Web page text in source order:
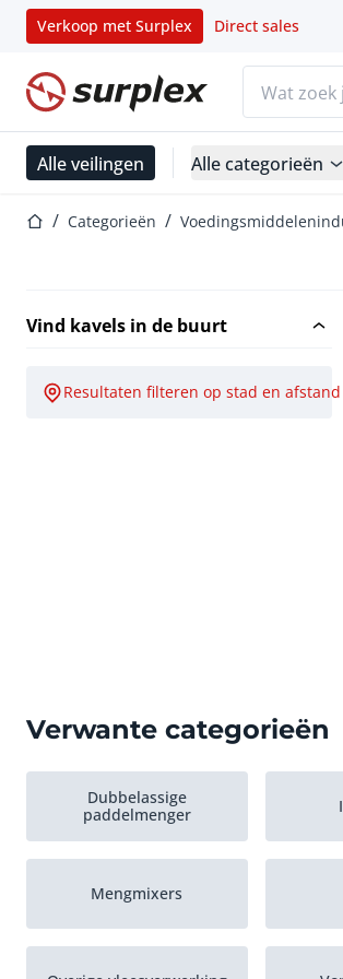
Verkoop met Surplex Direct sales
Startpagina
Alle veilingen Alle categorieën
StartpaginaCategorieën
Vind kavels in de buurt
Resultaten filteren op stad en afstand
Verwante categorieën
Dubbelassige
paddelmenger
Mengmixers